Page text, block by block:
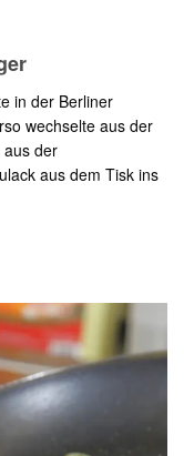
in der Berliner
wechselte aus der
aus der
aus dem Tisk ins